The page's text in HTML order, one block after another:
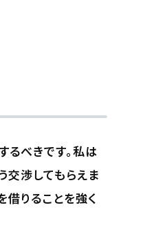
るべきです。私は
交渉してもらえま
借りることを強く